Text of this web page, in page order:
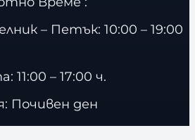
– Петък: 10:00 – 19:00
11:00 – 17:00 ч.
Почивен ден
277 595